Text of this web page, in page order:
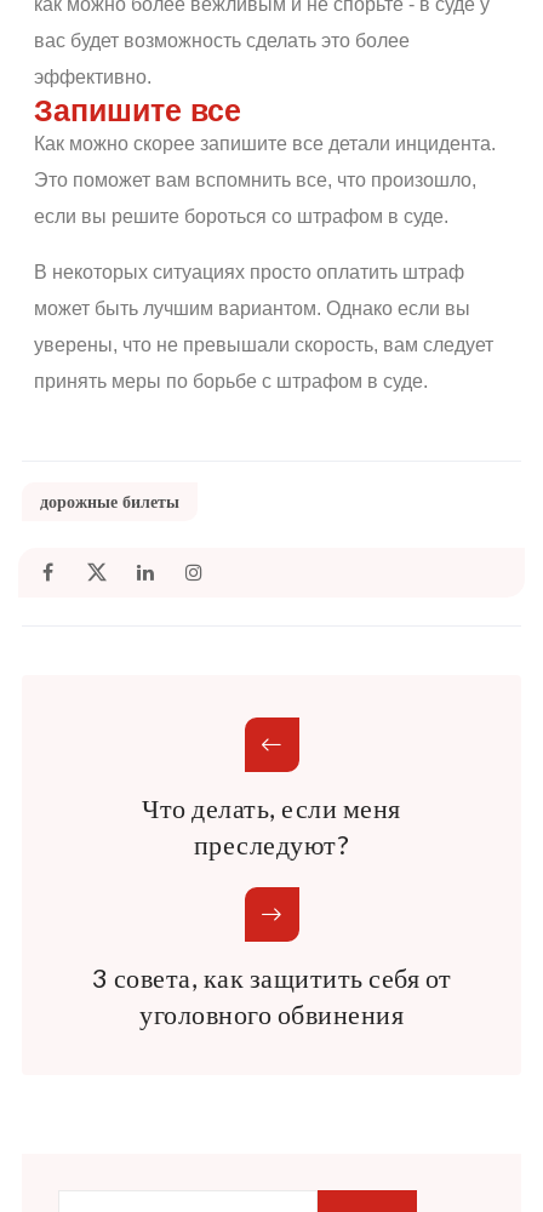
как можно более вежливым и не спорьте - в суде у
вас будет возможность сделать это более
эффективно.
Запишите все
Как можно скорее запишите все детали инцидента.
Это поможет вам вспомнить все, что произошло,
если вы решите бороться со штрафом в суде.
В некоторых ситуациях просто оплатить штраф
может быть лучшим вариантом. Однако если вы
уверены, что не превышали скорость, вам следует
принять меры по борьбе с штрафом в суде.
дорожные билеты
Что делать, если меня
преследуют?
3 совета, как защитить себя от
уголовного обвинения